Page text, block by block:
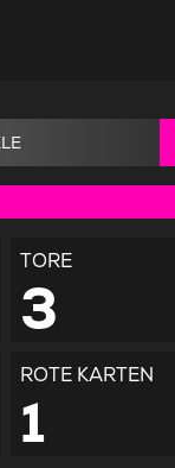
TORE
3
ROTE KARTEN
1